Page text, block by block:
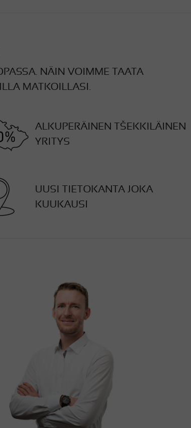
NÄIN VOIMME TAATA
MATKOILLASI.
ALKUPERÄINEN TŠEKKILÄINEN
YRITYS
UUSI TIETOKANTA JOKA
KUUKAUSI